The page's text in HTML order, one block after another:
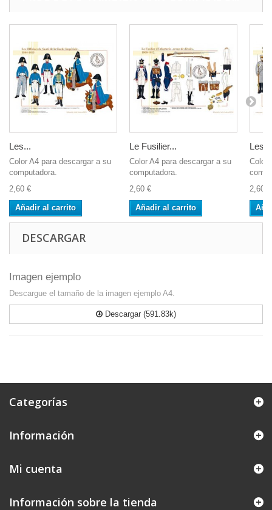
Les...
Color A4 para descargar a su
computadora.
2,60 €
Añadir al carrito
Le Fusilier...
Color A4 para descargar a su
computadora.
2,60 €
Añadir al carrito
Les...
Color
2,60 €
DESCARGAR
Imagen ejemplo
Descargue el tamaño de la imagen ejemplo A4.
Descargar (591.83k)
Categorías
Información
Mi cuenta
Información sobre la tienda